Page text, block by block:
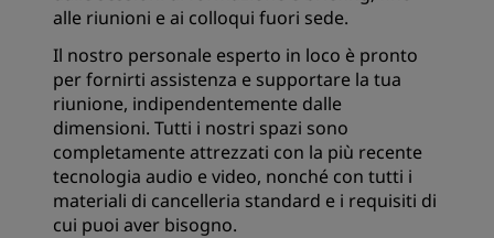
alle riunioni e ai colloqui fuori sede.
Il nostro personale esperto in loco è pronto
per fornirti assistenza e supportare la tua
riunione, indipendentemente dalle
dimensioni. Tutti i nostri spazi sono
completamente attrezzati con la più recente
tecnologia audio e video, nonché con tutti i
materiali di cancelleria standard e i requisiti di
cui puoi aver bisogno.